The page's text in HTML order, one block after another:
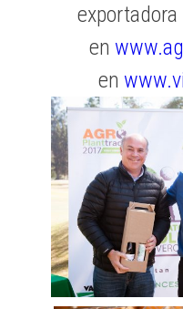
exportadora
en
en